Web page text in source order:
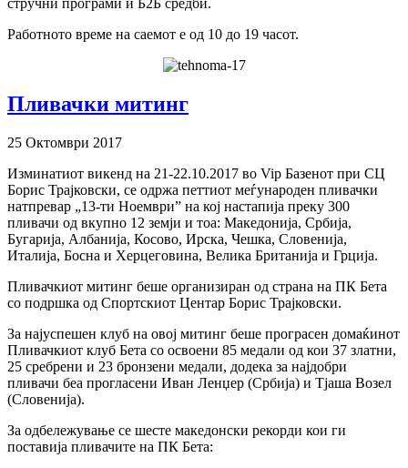
Работното време на саемот е од 10 до 19 часот.
Пливачки митинг
25 Октомври 2017
Изминатиот викенд на 21-22.10.2017 во Vip Базенот при СЦ
Борис Трајковски, се одржа петтиот меѓународен пливачки
натпревар „13-ти Ноември” на кој настапија преку 300
пливачи од вкупно 12 земји и тоа: Македонија, Србија,
Бугарија, Албанија, Косово, Ирска, Чешка, Словенија,
Италија, Босна и Херцеговина, Велика Британија и Грција.
Пливачкиот митинг беше организиран од страна на ПК Бета
со подршка од Спортскиот Центар Борис Трајковски.
За најуспешен клуб на овој митинг беше програсен домаќинот
Пливачкиот клуб Бета со освоени 85 медали од кои 37 златни,
25 сребрени и 23 бронзени медали, додека за најдобри
пливачи беа прогласени Иван Ленџер (Србија) и Тјаша Возел
(Словенија).
За одбележување се шесте македонски рекорди кои ги
поставија пливачите на ПК Бета: